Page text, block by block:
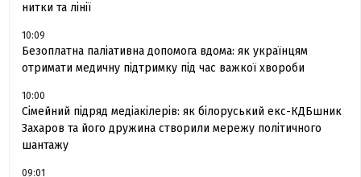
нитки та лінії
10:09
Безоплатна паліативна допомога вдома: як українцям
отримати медичну підтримку під час важкої хвороби
10:00
Сімейний підряд медіакілерів: як білоруський екс-КДБшник
Захаров та його дружина створили мережу політичного
шантажу
09:01